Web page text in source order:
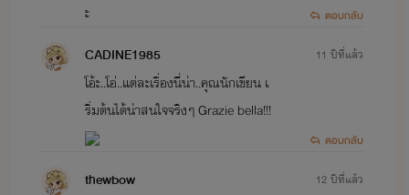
ะ
ตอบกลับ
CADINE1985
โอ้ะ..โอ่..แต่ละเรื่องนี่น่า..คุณนักเขียน เ
ริ่มต้นได้น่าสนใจจริงๆ Grazie bella!!!
11 ปีที่แล้ว
ตอบกลับ
thewbow 12 ปีที่แล้ว